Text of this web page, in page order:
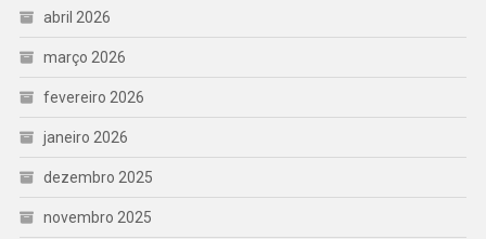
abril 2026
março 2026
fevereiro 2026
janeiro 2026
dezembro 2025
novembro 2025